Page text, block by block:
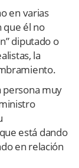
en varias
que él no
diputado o
la
persona muy
está dando
en relación